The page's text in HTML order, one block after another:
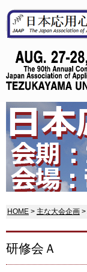
HOME > 主な大会企画 >
研修会Ａ